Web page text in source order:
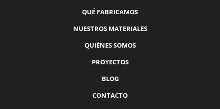
QUÉ FABRICAMOS
NUESTROS MATERIALES
QUIÉNES SOMOS
PROYECTOS
BLOG
CONTACTO